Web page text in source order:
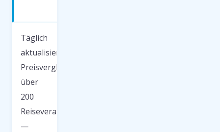
Täglich
aktualisierter
Preisvergleich
über
200
Reiseveranstalter
—